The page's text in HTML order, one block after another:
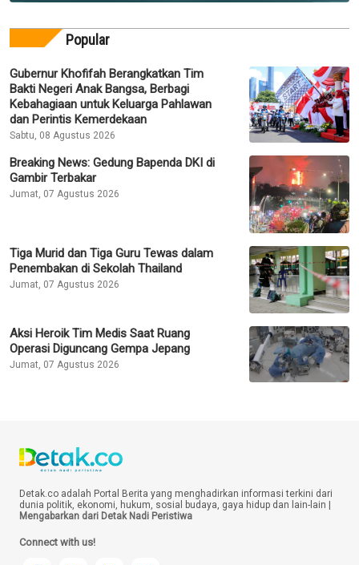
Popular
Gubernur Khofifah Berangkatkan Tim
Bakti Negeri Anak Bangsa, Berbagi
Kebahagiaan untuk Keluarga Pahlawan
dan Perintis Kemerdekaan
Sabtu, 08 Agustus 2026
Breaking News: Gedung Bapenda DKI di
Gambir Terbakar
Jumat, 07 Agustus 2026
Tiga Murid dan Tiga Guru Tewas dalam
Penembakan di Sekolah Thailand
Jumat, 07 Agustus 2026
Aksi Heroik Tim Medis Saat Ruang
Operasi Diguncang Gempa Jepang
Jumat, 07 Agustus 2026
Detak.co adalah Portal Berita yang menghadirkan informasi terkini dari
dunia politik, ekonomi, hukum, sosial budaya, gaya hidup dan lain-lain |
Mengabarkan dari Detak Nadi Peristiwa
Connect with us!